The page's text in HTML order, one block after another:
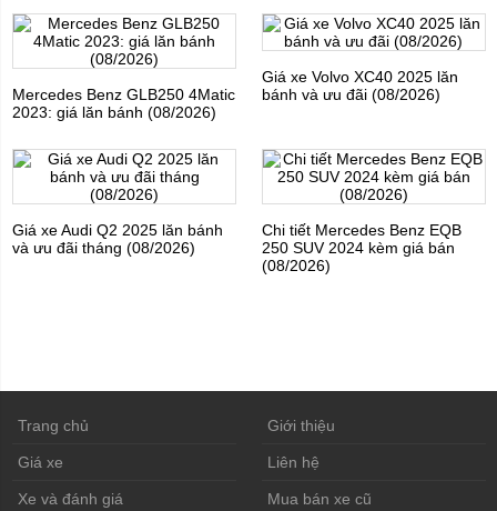
Mercedes Benz GLB250 4Matic
2023: giá lăn bánh (08/2026)
Giá xe Volvo XC40 2025 lăn
bánh và ưu đãi (08/2026)
Giá xe Audi Q2 2025 lăn bánh
và ưu đãi tháng (08/2026)
Chi tiết Mercedes Benz EQB
250 SUV 2024 kèm giá bán
(08/2026)
Trang chủ Giới thiệu
Giá xe Liên hệ
Xe và đánh giá Mua bán xe cũ